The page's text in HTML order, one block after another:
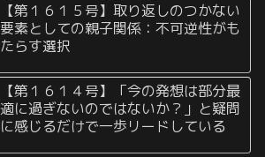
【第１６１５号】取り返しのつかない
要素としての親子関係：不可逆性がも
たらす選択
【第１６１４号】「今の発想は部分最
適に過ぎないのではないか？」と疑問
に感じるだけで一歩リードしている